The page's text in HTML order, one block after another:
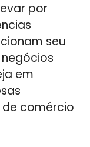
por
seu
em
comércio